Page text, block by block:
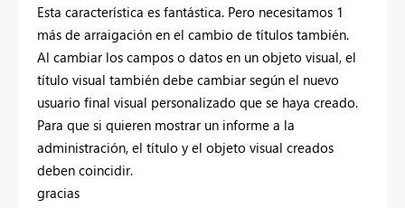
Esta característica es fantástica. Pero necesitamos 1
más de arraigación en el cambio de títulos también.
Al cambiar los campos o datos en un objeto visual, el
título visual también debe cambiar según el nuevo
usuario final visual personalizado que se haya creado.
Para que si quieren mostrar un informe a la
administración, el título y el objeto visual creados
deben coincidir.
gracias